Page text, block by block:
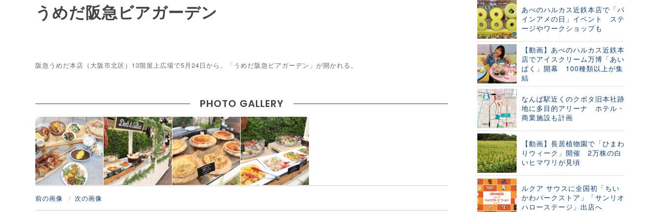
うめだ阪急ビアガーデン
阪急うめだ本店（大阪市北区）13階屋上広場で5月24日から、「うめだ阪急ビアガーデン」が開かれる。
PHOTO GALLERY
前の画像 次の画像
あべのハルカス近鉄本店で「パ
インアメの日」イベント ステ
ージやワークショップも
【動画】あべのハルカス近鉄本
店でアイスクリーム万博「あい
ぱく」開幕 100種類以上が集
結
なんば駅近くのクボタ旧本社跡
地に多目的アリーナ ホテル・
商業施設も計画
【動画】長居植物園で「ひまわ
りウィーク」開催 2万株の白
いヒマワリが見頃
ルクア サウスに全国初「ちい
かわパークストア」「サンリオ
ハローステージ」出店へ